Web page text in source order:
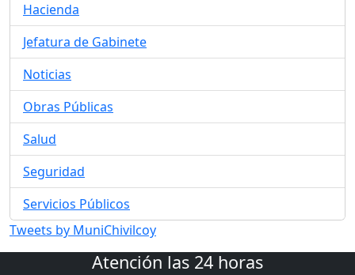
Hacienda
Jefatura de Gabinete
Noticias
Obras Públicas
Salud
Seguridad
Servicios Públicos
Tweets by MuniChivilcoy
Atención las 24 horas